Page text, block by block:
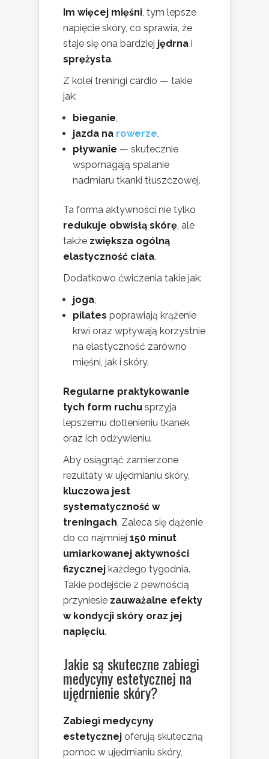
Im więcej mięśni, tym lepsze
napięcie skóry, co sprawia, że
staje się ona bardziej jędrna i
sprężysta.
Z kolei treningi cardio — takie
jak:
bieganie,
jazda na rowerze,
pływanie — skutecznie
wspomagają spalanie
nadmiaru tkanki tłuszczowej.
Ta forma aktywności nie tylko
redukuje obwisłą skórę, ale
także zwiększa ogólną
elastyczność ciała.
Dodatkowo ćwiczenia takie jak:
joga,
pilates poprawiają krążenie
krwi oraz wpływają korzystnie
na elastyczność zarówno
mięśni, jak i skóry.
Regularne praktykowanie
tych form ruchu sprzyja
lepszemu dotlenieniu tkanek
oraz ich odżywieniu.
Aby osiągnąć zamierzone
rezultaty w ujędrnianiu skóry,
kluczowa jest
systematyczność w
treningach. Zaleca się dążenie
do co najmniej 150 minut
umiarkowanej aktywności
fizycznej każdego tygodnia.
Takie podejście z pewnością
przyniesie zauważalne efekty
w kondycji skóry oraz jej
napięciu.
Jakie są skuteczne zabiegi
medycyny estetycznej na
ujędrnienie skóry?
Zabiegi medycyny
estetycznej oferują skuteczną
pomoc w ujędrnianiu skóry,